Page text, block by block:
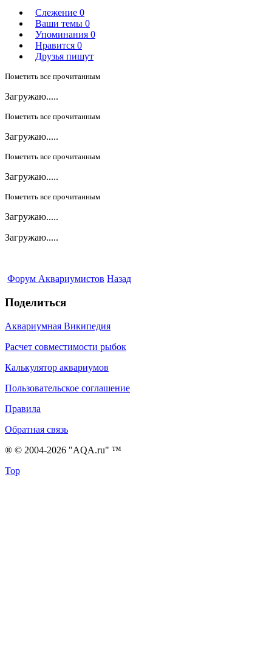
Слежение 0
Ваши темы 0
Упоминания 0
Нравится 0
Друзья пишут
Пометить все прочитанным
Загружаю.....
Пометить все прочитанным
Загружаю.....
Пометить все прочитанным
Загружаю.....
Пометить все прочитанным
Загружаю.....
Загружаю.....
Форум Аквариумистов Назад
Поделиться
Аквариумная Википедия
Расчет совместимости рыбок
Калькулятор аквариумов
Пользовательское соглашение
Правила
Обратная связь
® © 2004-2026 "AQA.ru" ™
Top